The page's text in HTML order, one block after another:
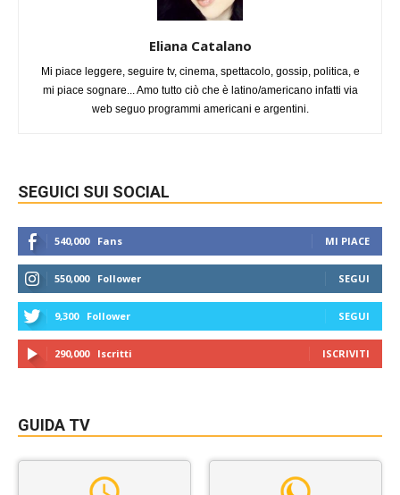
Eliana Catalano
Mi piace leggere, seguire tv, cinema, spettacolo, gossip, politica, e
mi piace sognare... Amo tutto ciò che è latino/americano infatti via
web seguo programmi americani e argentini.
SEGUICI SUI SOCIAL
540,000 Fans MI PIACE
550,000 Follower SEGUI
9,300 Follower SEGUI
290,000 Iscritti ISCRIVITI
GUIDA TV